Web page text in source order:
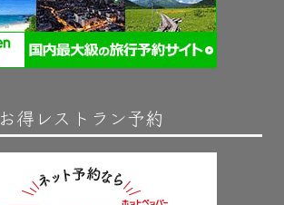
お得レストラン予約